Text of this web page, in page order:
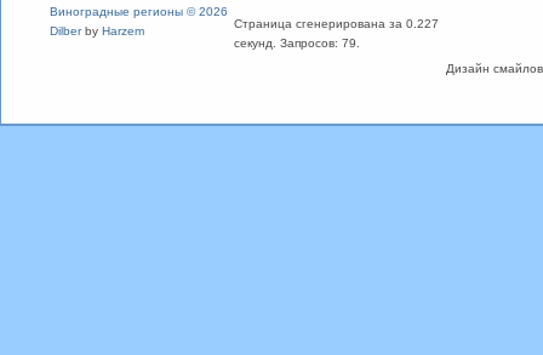
Дизайн
Виноградные регионы © 2026
Dilberby Harzem
Страница сгенерирована за 0.227
секунд. Запросов: 79.